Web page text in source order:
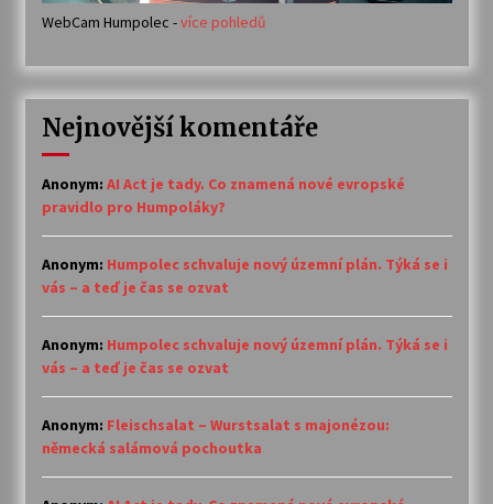
WebCam Humpolec -více pohledů
Nejnovější komentáře
Anonym: AI Act je tady. Co znamená nové evropské
pravidlo pro Humpoláky?
Anonym: Humpolec schvaluje nový územní plán. Týká se i
vás – a teď je čas se ozvat
Anonym: Humpolec schvaluje nový územní plán. Týká se i
vás – a teď je čas se ozvat
Anonym: Fleischsalat – Wurstsalat s majonézou:
německá salámová pochoutka